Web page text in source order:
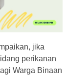
jika
perikanan
Warga Binaan